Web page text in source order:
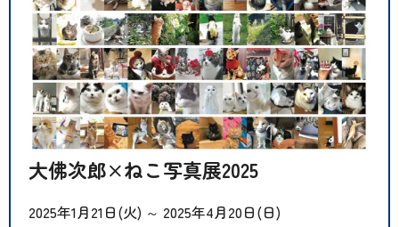
大佛次郎×ねこ写真展2025
2025年1月21日(火) ～ 2025年4月20日(日)